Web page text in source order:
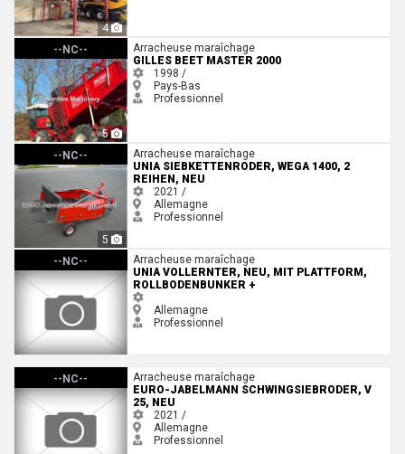
4
--NC--
5
Gilles Beet Master 2000 Arracheuse maraîchage
GILLES BEET MASTER 2000
1998 /
Pays-Bas
Professionnel
--NC--
5
Unia Siebkettenroder, Wega 1400, 2 Reihen, NEU
Arracheuse maraîchage
UNIA SIEBKETTENRODER, WEGA 1400, 2
REIHEN, NEU
2021 /
Allemagne
Professionnel
--NC--
Unia Vollernter, NEU, mit Plattform, Rollbodenbunker +
Arracheuse maraîchage
UNIA VOLLERNTER, NEU, MIT PLATTFORM,
ROLLBODENBUNKER +
Allemagne
Professionnel
--NC--
Euro-Jabelmann Schwingsiebroder, V 25, NEU
Arracheuse maraîchage
EURO-JABELMANN SCHWINGSIEBRODER, V
25, NEU
2021 /
Allemagne
Professionnel